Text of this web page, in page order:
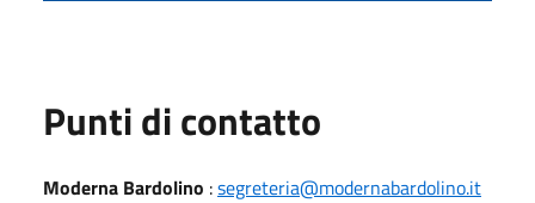
Punti di contatto
Moderna Bardolino :segreteria@modernabardolino.it